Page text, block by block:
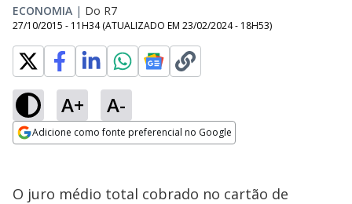
ECONOMIA | Do R7
27/10/2015 - 11H34 (ATUALIZADO EM 23/02/2024 - 18H53)
A+ A-
Adicione como fonte preferencial no Google
O juro médio total cobrado no cartão de